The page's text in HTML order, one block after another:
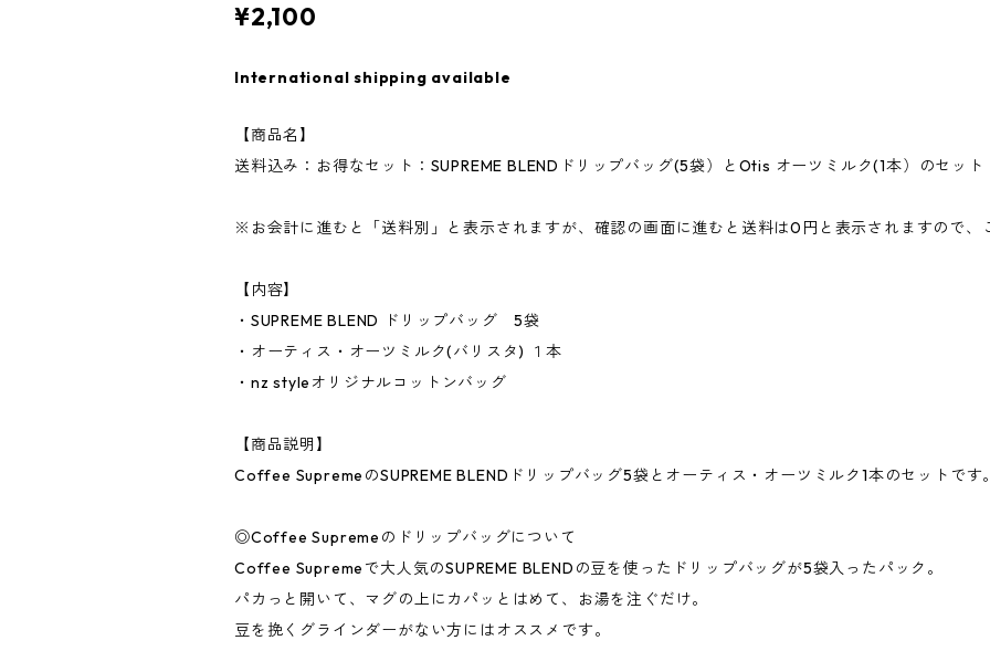
¥2,100
International shipping available
【商品名】
送料込み：お得なセット：SUPREME BLENDドリップバッグ(5袋）とOtis オーツミルク(1本）のセット
※お会計に進むと「送料別」と表示されますが、確認の画面に進むと送料は0円と表示されますので、
【内容】
・SUPREME BLEND ドリップバッグ 5袋
・オーティス・オーツミルク(バリスタ) １本
・nz styleオリジナルコットンバッグ
【商品説明】
Coffee SupremeのSUPREME BLENDドリップバッグ5袋とオーティス・オーツミルク1本のセットです。
◎Coffee Supremeのドリップバッグについて
Coffee Supremeで大人気のSUPREME BLENDの豆を使ったドリップバッグが5袋入ったパック。
パカっと開いて、マグの上にカパッとはめて、お湯を注ぐだけ。
豆を挽くグラインダーがない方にはオススメです。